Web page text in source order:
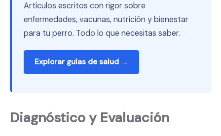
Artículos escritos con rigor sobre
enfermedades, vacunas, nutrición y bienestar
para tu perro. Todo lo que necesitas saber.
Explorar guías de salud →
Diagnóstico y Evaluación